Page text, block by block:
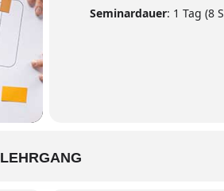
Seminardauer: 1 Tag (8